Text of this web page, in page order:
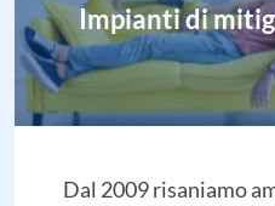
Impianti di
Dal 2009 risaniamo